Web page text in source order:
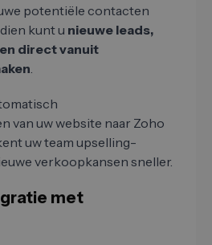
potentiële contacten
kunt u nieuwe leads,
direct vanuit
.
van uw website naar Zoho
uw team upselling-
verkoopkansen sneller.
met